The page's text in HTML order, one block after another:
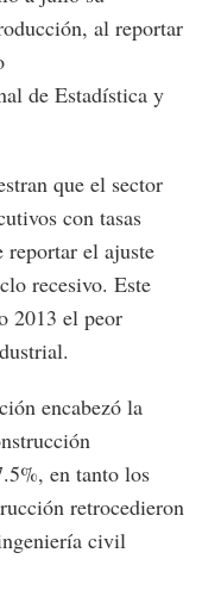
al reportar
de Estadística y
que el sector
con tasas
reportar el ajuste
recesivo. Este
2013 el peor
encabezó la
en tanto los
retrocedieron
civil